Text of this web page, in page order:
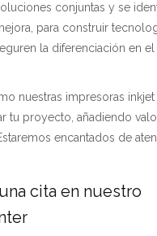
conjuntas y se
para construir
la diferenciación en
nuestras impresoras inkjet
tu proyecto, añadiendo
encantados de
cita en nuestro